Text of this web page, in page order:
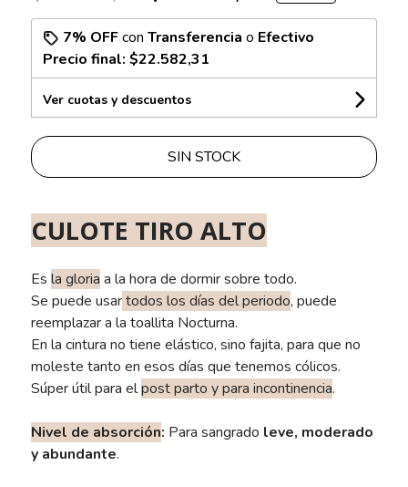
7% OFFcon Transferencia o Efectivo
Precio final: $22.582,31
Ver cuotas y descuentos
SIN STOCK
CULOTE TIRO ALTO
Es la gloria a la hora de dormir sobre todo.
Se puede usartodos los días del periodo, puede
reemplazar a la toallita Nocturna.
En la cintura no tiene elástico, sino fajita, para que no
moleste tanto en esos días que tenemos cólicos.
Súper útil para elpost parto y para incontinencia.
Nivel de absorción: Para sangrado leve, moderado
y abundante.